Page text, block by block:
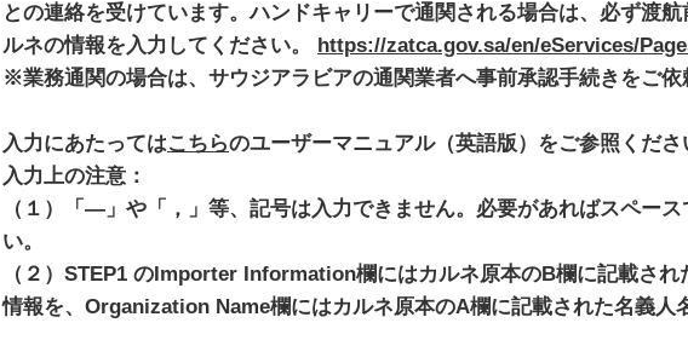
との連絡を受けています。ハンドキャリーで通関される場合は、必ず渡
ルネの情報を入力してください。 https://zatca.gov.sa/en/eServices/
※業務通関の場合は、サウジアラビアの通関業者へ事前承認手続きをご依
入力にあたってはこちらのユーザーマニュアル（英語版）をご参照くださ
入力上の注意：
（１）「―」や「，」等、記号は入力できません。必要があればスペー
い。
（２）STEP1 のImporter Information欄にはカルネ原本のB欄に記載さ
情報を、Organization Name欄にはカルネ原本のA欄に記載された名義人